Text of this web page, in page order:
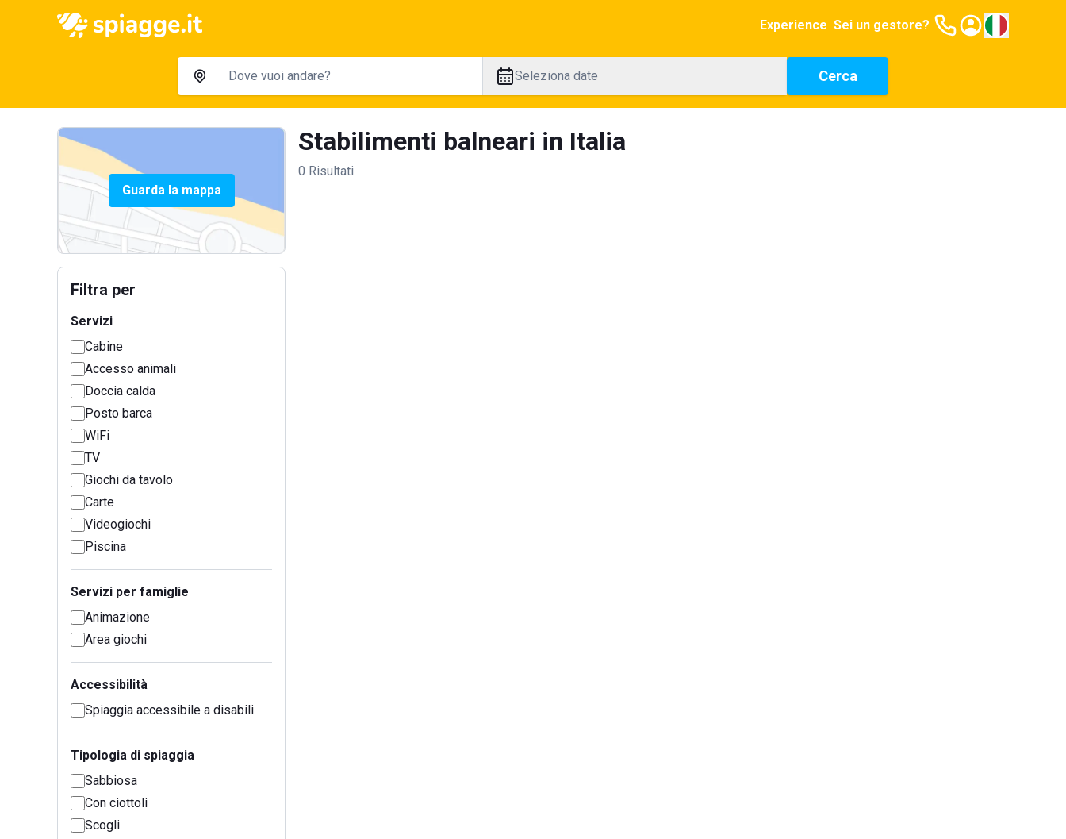
Experience Sei un gestore?
Seleziona date Cerca
Guarda la mappa
Filtra per
Servizi
Cabine
Accesso animali
Doccia calda
Posto barca
WiFi
TV
Giochi da tavolo
Carte
Videogiochi
Piscina
Servizi per famiglie
Animazione
Area giochi
Accessibilità
Spiaggia accessibile a disabili
Tipologia di spiaggia
Sabbiosa
Con ciottoli
Scogli
Stabilimenti balneari in Italia
0 Risultati